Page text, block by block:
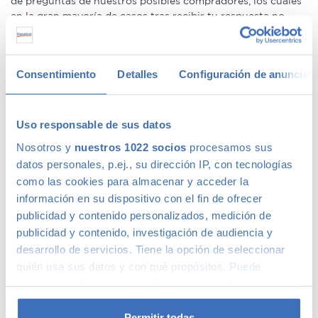
Consentimiento Detalles Configuración de anuncios
Uso responsable de sus datos
Nosotros y nuestros 1022 socios procesamos sus
datos personales, p.ej., su dirección IP, con tecnologías
como las cookies para almacenar y acceder la
información en su dispositivo con el fin de ofrecer
publicidad y contenido personalizados, medición de
publicidad y contenido, investigación de audiencia y
desarrollo de servicios. Tiene la opción de seleccionar
quién usa sus datos y con qué propósitos. Puede
momento desde la Declaración de cookies o clicando en
en la gran mayoría de casos tras recibir tu respuesta no
volverán a interesarse por el vehículo anunciado.
Desconfianza
de coches no será la mejor opción es la desconfianza que
inevitablemente se genera hacia los posibles compradores.
En muchas ocasiones, tras meses intentando vender el
vehículo, durante los cuales muchas personas interesadas
han acudido a comprarlo siempre con el mismo resultado
negativo, el vendedor termina por empezar a desconfiar de
todos aquellos compradores que no dejan claras sus
intenciones desde el primer momento.
Competencia